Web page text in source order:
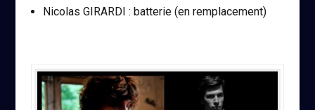
Nicolas GIRARDI : batterie (en remplacement)